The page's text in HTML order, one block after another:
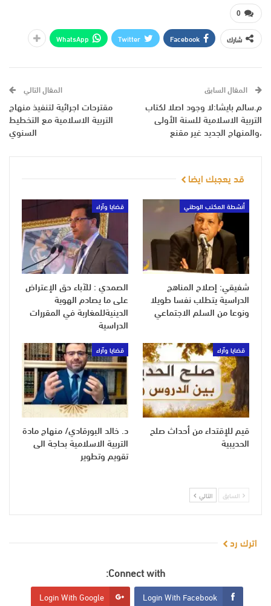
0
شارك Facebook
Twitter
WhatsApp
المقال السابق
م.سالم بايشا:لا وجود اصلا لكتاب
التربية الاسلامية للسنة الأولى
،والمنهاج الجديد غير مقنع
المقال التالي
مقترحات اجرائية لتنفيذ منهاج
التربية الاسلامية مع التخطيط
السنوي
قد يعجبك ايضا
أنشطة المكتب الوطني
شفيقي: إصلاح المناهج
الدراسية يتطلب نفسا طويلا
ونوعا من السلم الاجتماعي
قضايا وآراء
الصمدي : للآباء حق الإعتراض
على ما يصادم الهوية
الدينيةللمغاربة في المقررات
الدراسية
قضايا وآراء
قيم للإقتداء من أحداث صلح
الحديبية
قضايا وآراء
د. خالد البورقادي/ منهاج مادة
التربية الاسلامية بحاجة الى
تقويم وتطوير
السابق التالي
اترك رد
Connect with:
Login With Facebook
Login With Google